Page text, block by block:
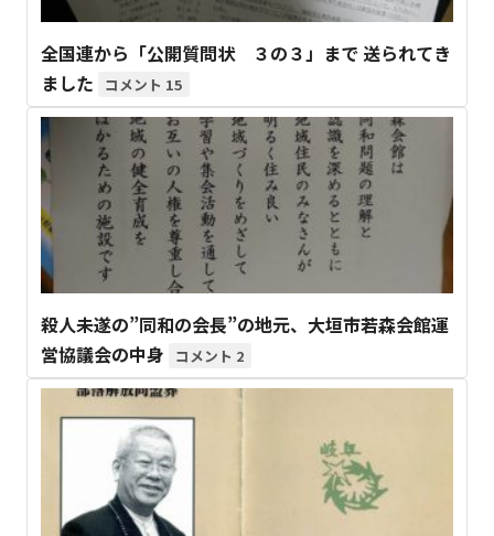
全国連から「公開質問状 ３の３」まで 送られてき
ました
15
殺人未遂の”同和の会長”の地元、大垣市若森会館運
営協議会の中身
2